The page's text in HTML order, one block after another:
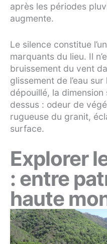
après les périodes
augmente.
Le silence constitue
marquants du lieu. Il
bruissement du vent
glissement de l’eau
dépouillé, la
dessus : odeur de
rugueuse du granit,
surface.
Explorer
: entre
haute